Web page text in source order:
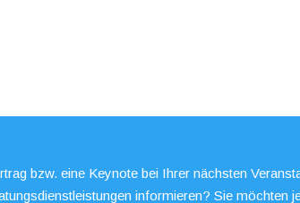
bzw. eine Keynote bei Ihrer nächsten
informieren? Sie möchten